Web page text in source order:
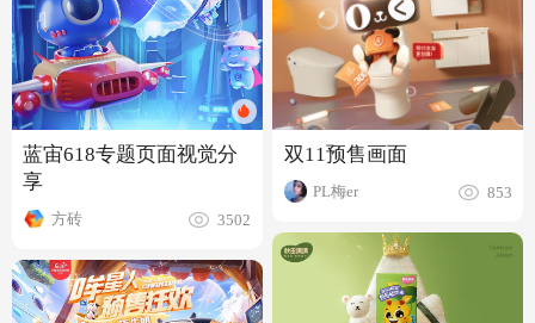
蓝宙618专题页面视觉分
享
方砖 3502
双11预售画面
PL梅er 853